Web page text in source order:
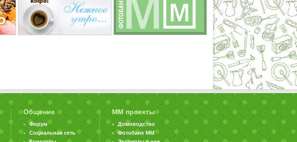
Общение
Форум
Социальная сеть
ММ проекты
Домоводство
Фотобанк ММ